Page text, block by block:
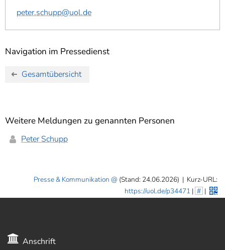
peter.schupp@uol.de
Navigation im Pressedienst
Gesamtübersicht
Weitere Meldungen zu genannten Personen
Peter Schupp
Presse & Kommunikation (Stand: 24.06.2026) | Kurz-URL:
https://uol.de/p34471 | # |
Anschrift